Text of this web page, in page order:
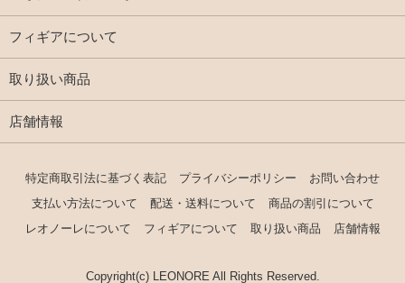
フィギアについて
取り扱い商品
店舗情報
特定商取引法に基づく表記 プライバシーポリシー
お問い合わせ
支払い方法について
配送・送料について
商品の割引について
レオノーレについて
フィギアについて 取り扱い商品 店舗情報
Copyright(c) LEONORE All Rights Reserved.